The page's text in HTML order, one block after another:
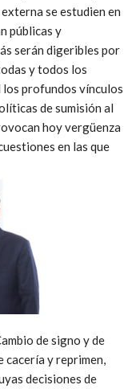
se estudien en
públicas y
serán digeribles por
y todos los
profundos vínculos
de sumisión al
hoy vergüenza
en las que
de signo y de
cacería y reprimen,
decisiones de